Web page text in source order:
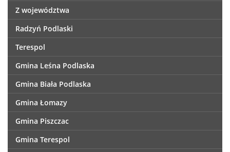
Z województwa
Radzyń Podlaski
Terespol
Gmina Leśna Podlaska
Gmina Biała Podlaska
Gmina Łomazy
Gmina Piszczac
Gmina Terespol